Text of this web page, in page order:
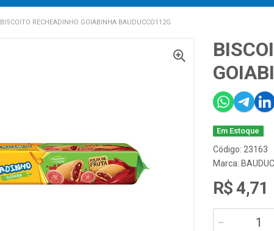
BISCOITO RECHEADINHO GOIABINHA BAUDUCCO112G
Em Estoque
Código: 23163
Marca:
R$ 4,71